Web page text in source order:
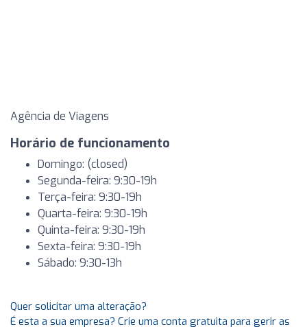
Agência de Viagens
Horário de funcionamento
Domingo: (closed)
Segunda-feira: 9:30-19h
Terça-feira: 9:30-19h
Quarta-feira: 9:30-19h
Quinta-feira: 9:30-19h
Sexta-feira: 9:30-19h
Sábado: 9:30-13h
Quer solicitar uma alteração?
É esta a sua empresa? Crie uma conta gratuita para gerir as